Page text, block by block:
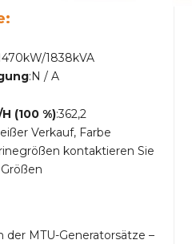
1838kVA
:N / A
(100 %):362,2
Verkauf, Farbe
kontaktieren Sie
MTU-Generatorsätze –